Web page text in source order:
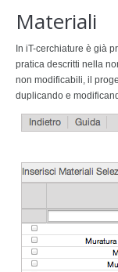
Materiali
In iT-cerchiature è già
pratica descritti nella
non modificabili, il
duplicando e